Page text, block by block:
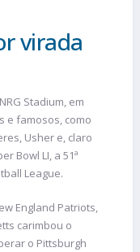
virada
Stadium, em
e famosos, como
Usher e, claro
Bowl LI, a 51ª
League.
England Patriots,
carimbou o
o Pittsburgh